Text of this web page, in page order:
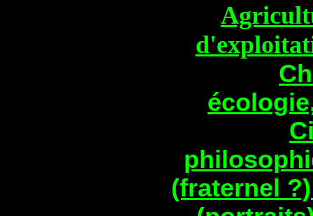
(fraternel